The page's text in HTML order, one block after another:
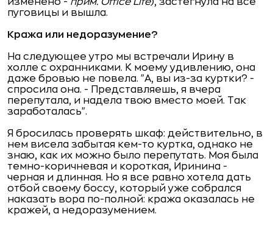
пуговицы и вышла.
Кража или недоразумение?
На следующее утро мы встречали Ирину в
холле с охранниками. К моему удивлению, она
даже бровью не повела. "А, вы из-за куртки? -
спросила она. - Представляешь, я вчера
перепутала, и надела твою вместо моей. Так
заработалась".
Я бросилась проверять шкаф: действительно, в
нем висела забытая кем-то куртка, однако не
знаю, как их можно было перепутать. Моя была
темно-коричневая и короткая, Иринина -
черная и длинная. Но я все равно хотела дать
отбой своему боссу, который уже собрался
наказать вора по-полной: кража оказалась не
кражей, а недоразумением.